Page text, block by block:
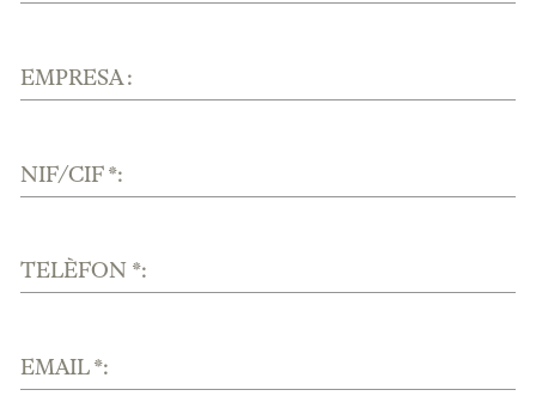
EMPRESA :
NIF/CIF *:
TELÈFON *:
EMAIL *: